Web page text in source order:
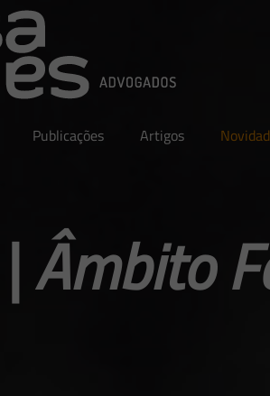
Publicações Artigos
Âmbito